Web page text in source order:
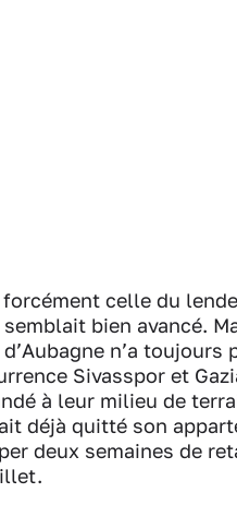
celle du
bien avancé.
n’a toujours
Sivasspor et
à leur milieu de
déjà quitté son
deux semaines de